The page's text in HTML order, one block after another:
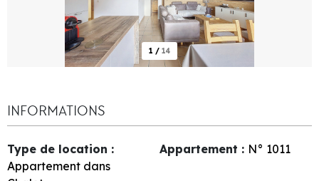
1 / 14
INFORMATIONS
Type de location :
Appartement dans
Appartement : N° 1011